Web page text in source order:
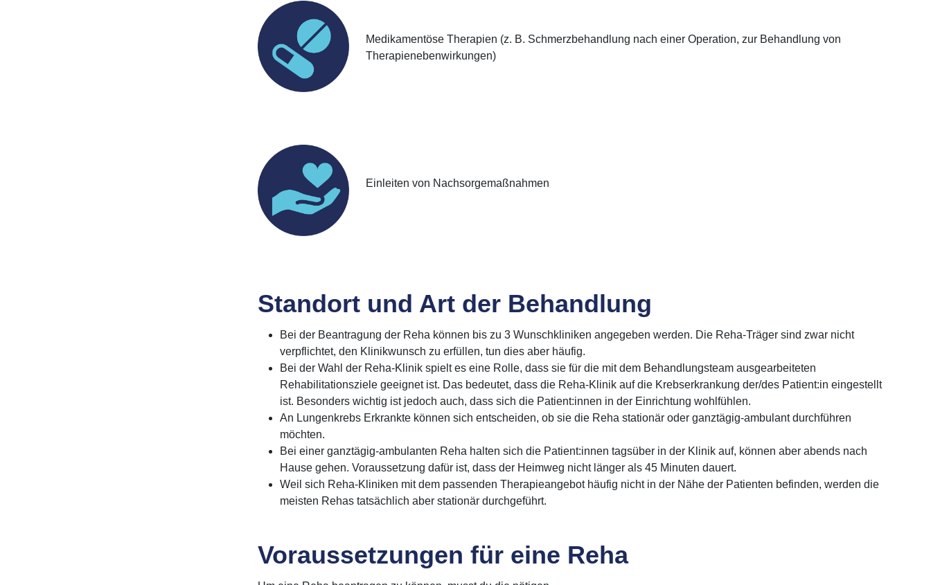
Medikamentöse Therapien (z. B. Schmerzbehandlung nach einer Operation, zur Behandlung von
Therapienebenwirkungen)
Einleiten von Nachsorgemaßnahmen
Standort und Art der Behandlung
Bei der Beantragung der Reha können bis zu 3 Wunschkliniken angegeben werden. Die Reha-Träger sind zwar nicht
verpflichtet, den Klinikwunsch zu erfüllen, tun dies aber häufig.
Bei der Wahl der Reha-Klinik spielt es eine Rolle, dass sie für die mit dem Behandlungsteam ausgearbeiteten
Rehabilitationsziele geeignet ist. Das bedeutet, dass die Reha-Klinik auf die Krebserkrankung der/des Patient:in eingestellt
ist. Besonders wichtig ist jedoch auch, dass sich die Patient:innen in der Einrichtung wohlfühlen.
An Lungenkrebs Erkrankte können sich entscheiden, ob sie die Reha stationär oder ganztägig-ambulant durchführen
möchten.
Bei einer ganztägig-ambulanten Reha halten sich die Patient:innen tagsüber in der Klinik auf, können aber abends nach
Hause gehen. Voraussetzung dafür ist, dass der Heimweg nicht länger als 45 Minuten dauert.
Weil sich Reha-Kliniken mit dem passenden Therapieangebot häufig nicht in der Nähe der Patienten befinden, werden die
meisten Rehas tatsächlich aber stationär durchgeführt.
Voraussetzungen für eine Reha